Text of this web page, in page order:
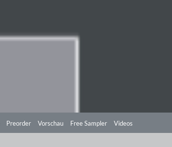
Preorder Vorschau Free Sampler Videos